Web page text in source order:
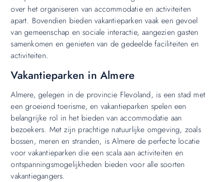
over het organiseren van accommodatie en activiteiten
apart. Bovendien bieden vakantieparken vaak een gevoel
van gemeenschap en sociale interactie, aangezien gasten
samenkomen en genieten van de gedeelde faciliteiten en
activiteiten.
Vakantieparken in Almere
Almere, gelegen in de provincie Flevoland, is een stad met
een groeiend toerisme, en vakantieparken spelen een
belangrijke rol in het bieden van accommodatie aan
bezoekers. Met zijn prachtige natuurlijke omgeving, zoals
bossen, meren en stranden, is Almere de perfecte locatie
voor vakantieparken die een scala aan activiteiten en
ontspanningsmogelijkheden bieden voor alle soorten
vakantiegangers.